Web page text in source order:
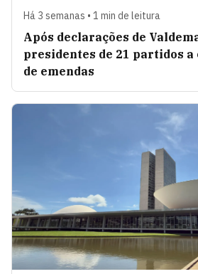
Há 3 semanas • 1 min de leitura
Após declarações de
presidentes de 21 partidos a
de emendas